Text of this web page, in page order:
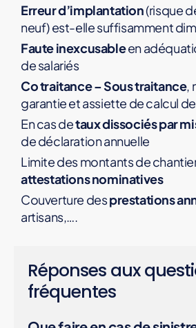
Erreur d’implantation(risque
neuf) est-elle suffisamment
Faute inexcusableen
de salariés
Co traitance – Sous traitance,
garantie et assiette de calcul
En cas detaux dissociés par
de déclaration annuelle
Limite des montants de
attestations nominatives
Couverture desprestations
artisans,….
Réponses aux
fréquentes